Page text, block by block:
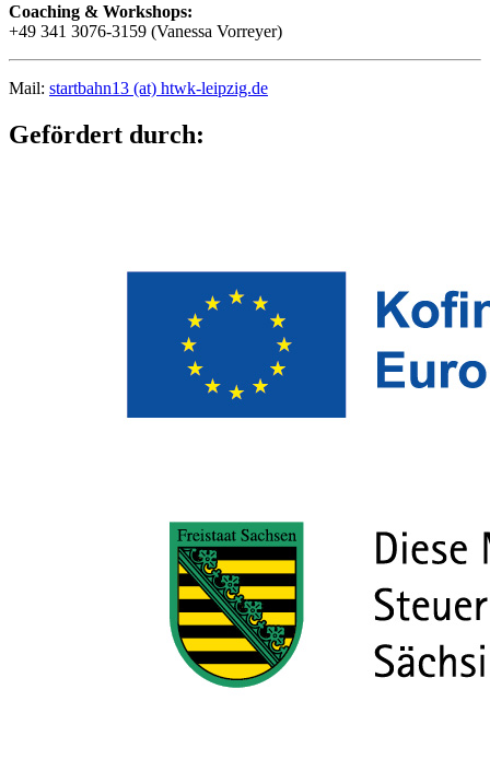
Coaching & Workshops:
+49 341 3076-3159 (Vanessa Vorreyer)
Mail: startbahn13 (at) htwk-leipzig.de
Gefördert durch: